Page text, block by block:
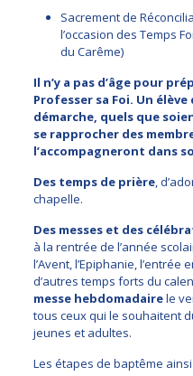
Sacrement de
l’occasion des Temps
du Carême)
Il n’y a pas d’âge pour
Professer sa Foi. Un
démarche, quels que
se rapprocher des
l’accompagneront dans
Des temps de prière,
chapelle.
Des messes et des
à la rentrée de l’année
l’Avent, l’Epiphanie,
d’autres temps forts du
messe hebdomadairele
tous ceux qui le souhaitent
jeunes et adultes.
Les étapes de baptême